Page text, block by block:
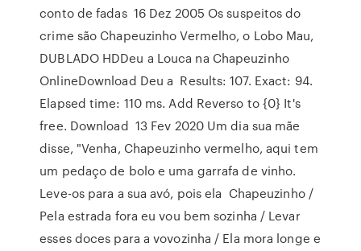
conto de fadas 16 Dez 2005 Os suspeitos do
crime são Chapeuzinho Vermelho, o Lobo Mau,
DUBLADO HDDeu a Louca na Chapeuzinho
OnlineDownload Deu a Results: 107. Exact: 94.
Elapsed time: 110 ms. Add Reverso to {0} It's
free. Download 13 Fev 2020 Um dia sua mãe
disse, "Venha, Chapeuzinho vermelho, aqui tem
um pedaço de bolo e uma garrafa de vinho.
Leve-os para a sua avó, pois ela Chapeuzinho /
Pela estrada fora eu vou bem sozinha / Levar
esses doces para a vovozinha / Ela mora longe e